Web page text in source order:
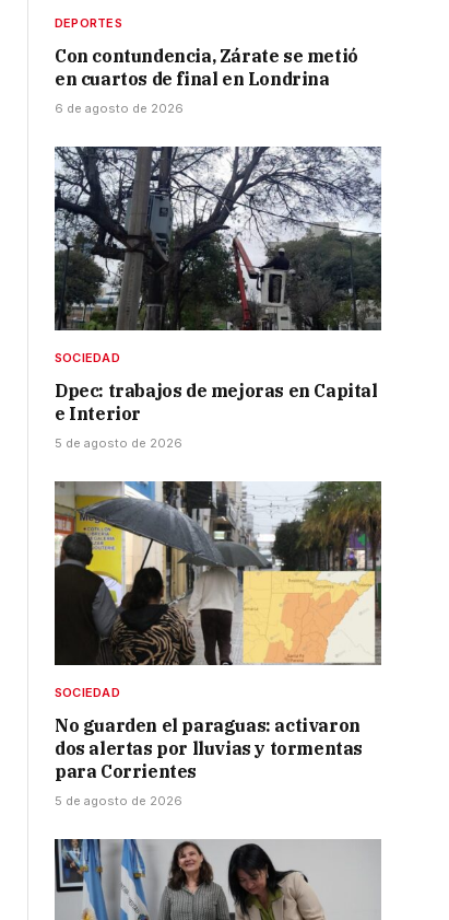
DEPORTES
Con contundencia, Zárate se metió
en cuartos de final en Londrina
6 de agosto de 2026
SOCIEDAD
Dpec: trabajos de mejoras en Capital
e Interior
5 de agosto de 2026
SOCIEDAD
No guarden el paraguas: activaron
dos alertas por lluvias y tormentas
para Corrientes
5 de agosto de 2026